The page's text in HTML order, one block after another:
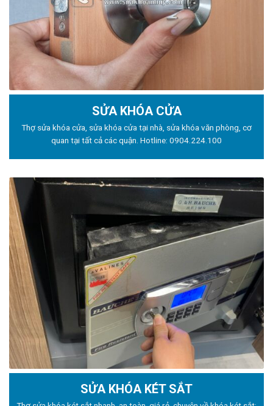
SỬA KHÓA CỬA
Thợ sửa khóa cửa, sửa khóa cửa tại nhà, sửa khóa văn phòng, cơ
quan tại tất cả các quận. Hotline: 0904.224.100
SỬA KHÓA KÉT SẮT